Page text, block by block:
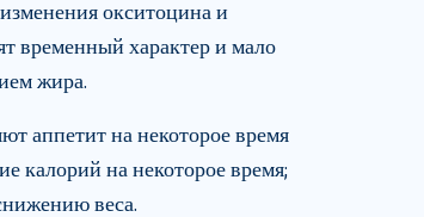
окситоцина и
временный характер и мало
жира.
аппетит на некоторое время
калорий на некоторое время;
веса.